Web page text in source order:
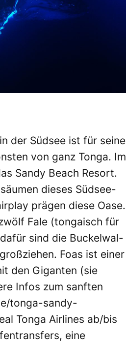
der Südsee ist für seine
von ganz Tonga. Im
Sandy Beach Resort.
dieses Südsee-
prägen diese Oase.
Fale (tongaisch für
sind die Buckelwal-
Foas ist einer
den Giganten (sie
Infos zum sanften
tonga-sandy-
Tonga Airlines ab/bis
eine